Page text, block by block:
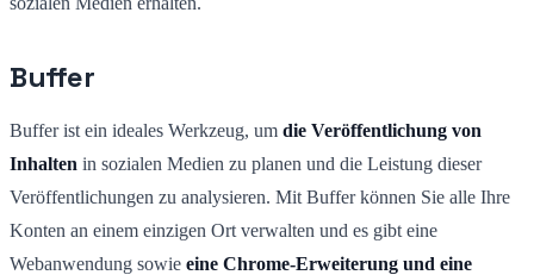
Buffer
Buffer ist ein ideales Werkzeug, um die Veröffentlichung von
Inhalten in sozialen Medien zu planen und die Leistung dieser
Veröffentlichungen zu analysieren. Mit Buffer können Sie alle Ihre
Konten an einem einzigen Ort verwalten und es gibt eine
Webanwendung sowie eine Chrome-Erweiterung und eine